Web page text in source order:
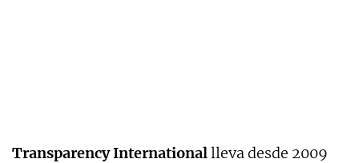
Transparency Internationallleva desde 2009